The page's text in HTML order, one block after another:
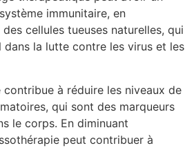
immunitaire, en
cellules tueuses naturelles, qui
dans la lutte contre les virus et les
contribue à réduire les niveaux de
qui sont des marqueurs
le corps. En diminuant
peut contribuer à